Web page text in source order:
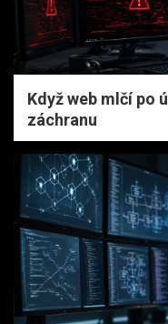
Když web mlčí po
záchranu